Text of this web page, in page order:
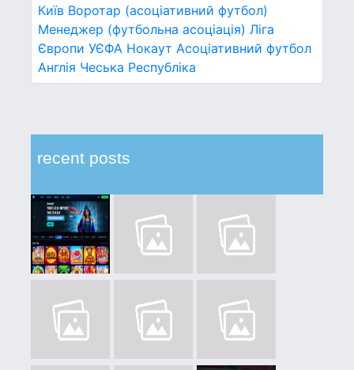
Київ Воротар (асоціативний футбол)
Менеджер (футбольна асоціація) Ліга
Європи УЄФА Нокаут Асоціативний футбол
Англія Чеська Республіка
recent posts